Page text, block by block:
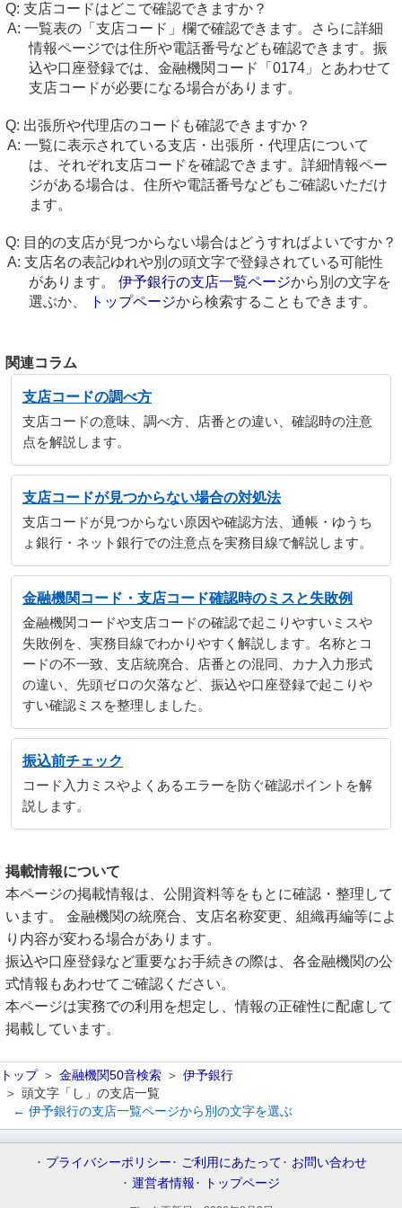
支店コードはどこで確認できますか？
一覧表の「支店コード」欄で確認できます。さらに詳細
情報ページでは住所や電話番号なども確認できます。振
込や口座登録では、金融機関コード「0174」とあわせて
支店コードが必要になる場合があります。
出張所や代理店のコードも確認できますか？
一覧に表示されている支店・出張所・代理店について
は、それぞれ支店コードを確認できます。詳細情報ペー
ジがある場合は、住所や電話番号などもご確認いただけ
ます。
目的の支店が見つからない場合はどうすればよいですか？
支店名の表記ゆれや別の頭文字で登録されている可能性
があります。 伊予銀行の支店一覧ページから別の文字を
選ぶか、
トップページから検索することもできます。
関連コラム
支店コードの調べ方
支店コードの意味、調べ方、店番との違い、確認時の注意
点を解説します。
支店コードが見つからない場合の対処法
支店コードが見つからない原因や確認方法、通帳・ゆうち
ょ銀行・ネット銀行での注意点を実務目線で解説します。
金融機関コード・支店コード確認時のミスと失敗例
金融機関コードや支店コードの確認で起こりやすいミスや
失敗例を、実務目線でわかりやすく解説します。名称とコ
ードの不一致、支店統廃合、店番との混同、カナ入力形式
の違い、先頭ゼロの欠落など、振込や口座登録で起こりや
すい確認ミスを整理しました。
振込前チェック
コード入力ミスやよくあるエラーを防ぐ確認ポイントを解
説します。
掲載情報について
本ページの掲載情報は、公開資料等をもとに確認・整理して
います。 金融機関の統廃合、支店名称変更、組織再編等によ
り内容が変わる場合があります。
振込や口座登録など重要なお手続きの際は、各金融機関の公
式情報もあわせてご確認ください。
本ページは実務での利用を想定し、情報の正確性に配慮して
掲載しています。
トップ 金融機関50音検索
伊予銀行
頭文字「し」の支店一覧
← 伊予銀行の支店一覧ページから別の文字を選ぶ
プライバシーポリシー ご利用にあたって
お問い合わせ
運営者情報
トップページ